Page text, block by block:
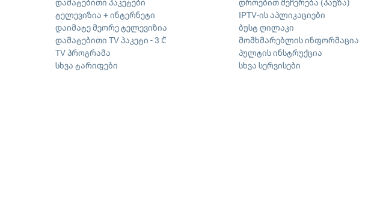
ტელევიზია + ინტერნეტი
დაიმატე მეორე ტელევიზია
დამატებითი TV პაკეტი - 3 ₾
TV პროგრამა
სხვა ტარიფები
IPTV-ის აპლიკაციები
ბუსტ ღილაკი
მომხმარებლის ინფორმაცია
პულტის ინსტრუქცია
სხვა სერვისები